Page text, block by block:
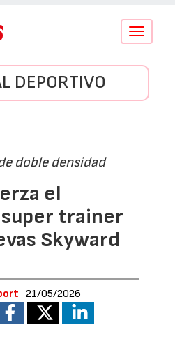
Conmutar
DEPORTIVO
doble densidad
el
trainer
Skyward
21/05/2026